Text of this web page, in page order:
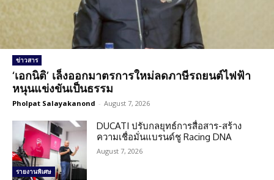
ข่าวสาร
‘เอกนิติ’ เล็งออกมาตรการใหม่ลดภาษีรถยนต์ไฟฟ้า
หนุนแข่งขันเป็นธรรม
Pholpat Salayakanond - August 7, 2026
รายงานพิเศษ
DUCATI ปรับกลยุทธ์การสื่อสาร-สร้าง
ความเชื่อมั่นแบรนด์ชู Racing DNA
August 7, 2026